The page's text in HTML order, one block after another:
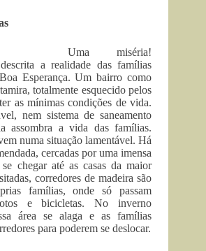
Uma miséria!
a realidade das famílias
Esperança. Um bairro como
totalmente esquecido pelos
as mínimas condições de vida.
nem sistema de saneamento
assombra a vida das famílias.
numa situação lamentável. Há
cercadas por uma imensa
chegar até as casas da maior
corredores de madeira são
famílias, onde só passam
e bicicletas. No inverno
área se alaga e as famílias
para poderem se deslocar.